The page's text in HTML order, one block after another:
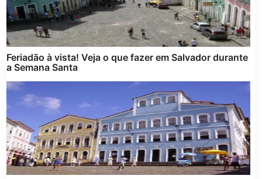
Feriadão à vista! Veja o que fazer em Salvador durante
a Semana Santa